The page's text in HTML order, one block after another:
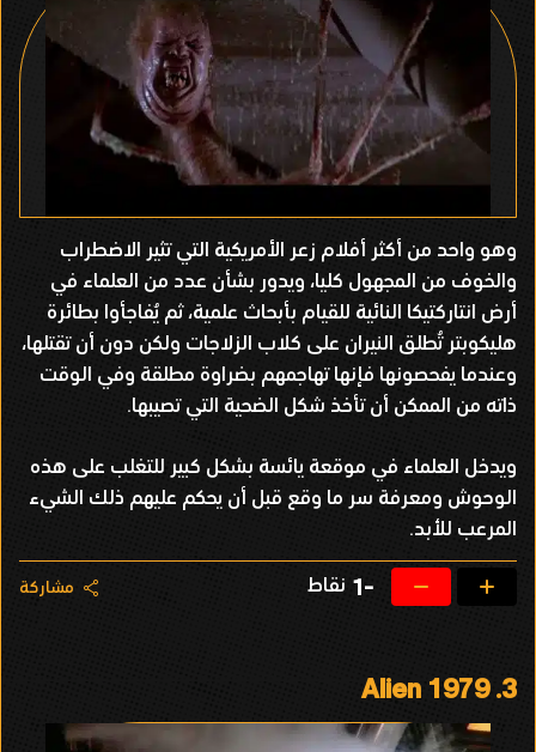
وهو واحد من أكثر أفلام زعر الأمريكية التي تثير الاضطراب
والخوف من المجهول كليا، ويدور بشأن عدد من العلماء في
أرض انتاركتيكا النائية للقيام بأبحاث علمية، ثم يُفاجأوا بطائرة
هليكوبتر تُطلق النيران على كلاب الزلاجات ولكن دون أن تقتلها،
وعندما يفحصونها فإنها تهاجمهم بضراوة مطلقة وفي الوقت
ذاته من الممكن أن تأخذ شكل الضحية التي تصيبها.
ويدخل العلماء في موقعة يائسة بشكل كبير للتغلب على هذه
الوحوش ومعرفة سر ما وقع قبل أن يحكم عليهم ذلك الشيء
المرعب للأبد.
-1 نقاط مشاركة
3.
Alien 1979